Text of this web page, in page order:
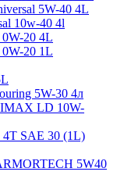
5W-40 4L
10w-40 4l
20 4L
20 1L
5W-30 4л
LD 10W-
SAE 30 (1L)
5W40